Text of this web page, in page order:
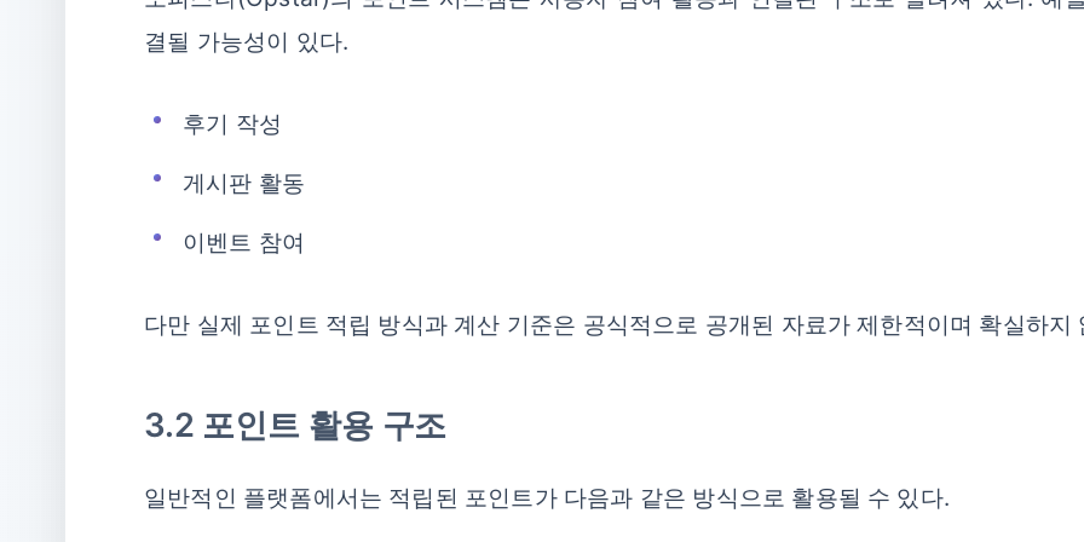
결될 가능성이 있다.
후기 작성
게시판 활동
이벤트 참여
다만 실제 포인트 적립 방식과 계산 기준은 공식적으로 공개된 자료가 제한적이며 확실하지
3.2 포인트 활용 구조
일반적인 플랫폼에서는 적립된 포인트가 다음과 같은 방식으로 활용될 수 있다.